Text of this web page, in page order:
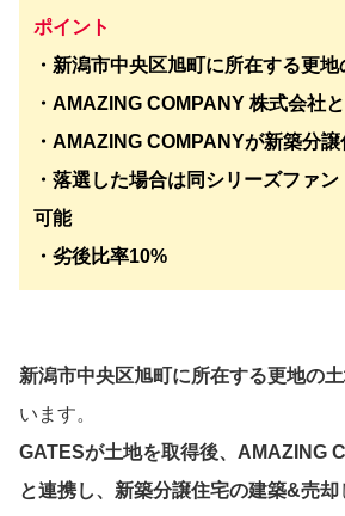
ポイント
・新潟市中央区旭町に所在する更地
・AMAZING COMPANY 株式会社
・AMAZING COMPANYが新築分
・落選した場合は同シリーズファ
可能
・劣後比率10%
新潟市中央区旭町に所在する更地の
います。
GATESが土地を取得後、AMAZING
と連携し、新築分譲住宅の建築&売却